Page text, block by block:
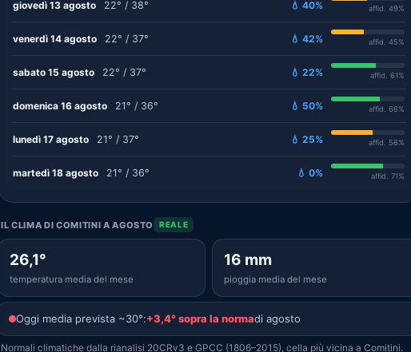
giovedì 13 agosto 22° / 38° 💧 40% affid. 49%
venerdì 14 agosto 22° / 37° 💧 42% affid. 45%
sabato 15 agosto 22° / 37° 💧 22% affid. 61%
domenica 16 agosto 21° / 36° 💧 50% affid. 66%
lunedì 17 agosto 21° / 37° 💧 25% affid. 56%
martedì 18 agosto 21° / 36° 💧 0% affid. 71%
IL CLIMA DI COMITINI A AGOSTO REALE
26,1°
temperatura media del mese
16 mm
pioggia media del mese
Oggi media prevista ~30°:+3,4° sopra la normadi agosto
Normali climatiche dalla rianalisi 20CRv3 e GPCC (1806–2015), cella più vicina a Comitini.